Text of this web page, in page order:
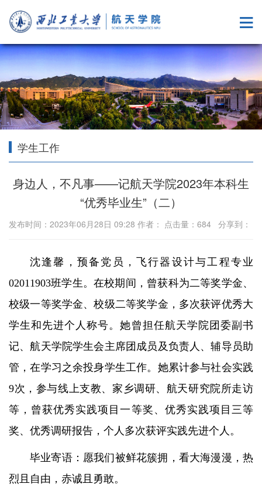
学生工作
身边人，不凡事——记航天学院2023年本科生
“优秀毕业生”（二）
发布时间：2023年06月28日 09:28 作者： 点击量： 684 分享到：
沈逢馨，预备党员，飞行器设计与工程专业
02011903班学生。在校期间，曾获科为二等奖学金、
校级一等奖学金、校级二等奖学金，多次获评优秀大
学生和先进个人称号。她曾担任航天学院团委副书
记、航天学院学生会主席团成员及负责人、辅导员助
管，在学习之余投身学生工作。她累计参与社会实践
9次，参与线上支教、家乡调研、航天研究院所走访
等，曾获优秀实践项目一等奖、优秀实践项目三等
奖、优秀调研报告，个人多次获评实践先进个人。
毕业寄语：愿我们被鲜花簇拥，看大海漫漫，热
烈且自由，赤诚且勇敢。